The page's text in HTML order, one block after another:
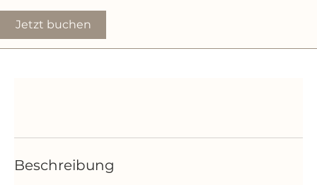
Jetzt buchen
Beschreibung